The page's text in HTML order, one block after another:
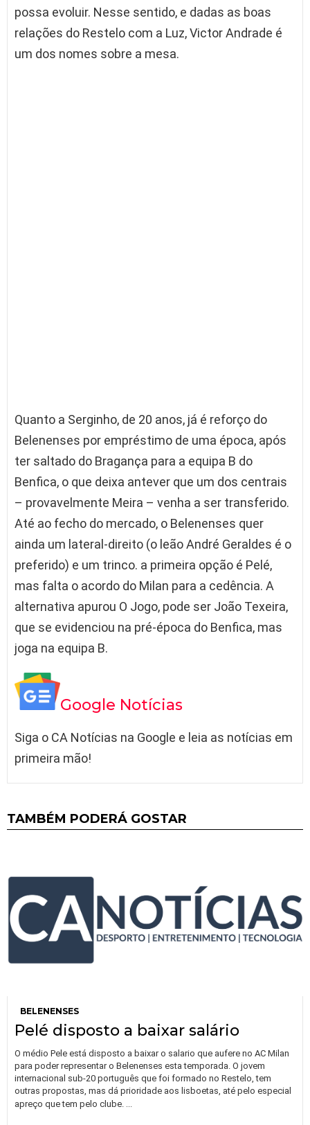
possa evoluir. Nesse sentido, e dadas as boas
relações do Restelo com a Luz, Victor Andrade é
um dos nomes sobre a mesa.
Quanto a Serginho, de 20 anos, já é reforço do
Belenenses por empréstimo de uma época, após
ter saltado do Bragança para a equipa B do
Benfica, o que deixa antever que um dos centrais
– provavelmente Meira – venha a ser transferido.
Até ao fecho do mercado, o Belenenses quer
ainda um lateral-direito (o leão André Geraldes é o
preferido) e um trinco. a primeira opção é Pelé,
mas falta o acordo do Milan para a cedência. A
alternativa apurou O Jogo, pode ser João Texeira,
que se evidenciou na pré-época do Benfica, mas
joga na equipa B.
Google Notícias
Siga o CA Notícias na Google e leia as notícias em
primeira mão!
TAMBÉM PODERÁ GOSTAR
BELENENSES
Pelé disposto a baixar salário
O médio Pele está disposto a baixar o salario que aufere no AC Milan
para poder representar o Belenenses esta temporada. O jovem
internacional sub-20 português que foi formado no Restelo, tem
outras propostas, mas dá prioridade aos lisboetas, até pelo especial
apreço que tem pelo clube.